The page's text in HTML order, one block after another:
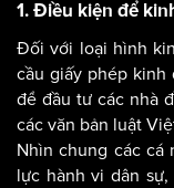
1. Điều kiện để
Đối với loại hình
cầu giấy phép kinh
để đầu tư các nhà
các văn bản luật
Nhìn chung các cá
lực hành vi dân